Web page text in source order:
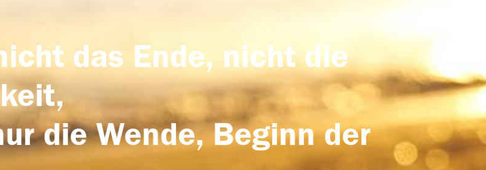
das Ende, nicht die
die Wende, Beginn der